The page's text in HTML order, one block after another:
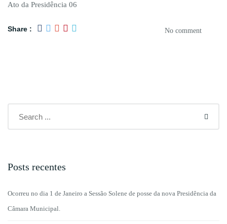
Ato da Presidência 06
Share : No comment
Posts recentes
Ocorreu no dia 1 de Janeiro a Sessão Solene de posse da nova Presidência da
Câmara Municipal.